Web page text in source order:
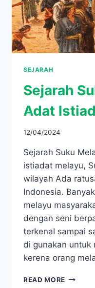
SEJARAH
Sejarah
Adat
12/04/2024
Sejarah Suku
istiadat melayu,
wilayah Ada
Indonesia.
melayu
dengan seni
terkenal sampai
di gunakan untuk
kerena orang
READ MORE SEJARAH